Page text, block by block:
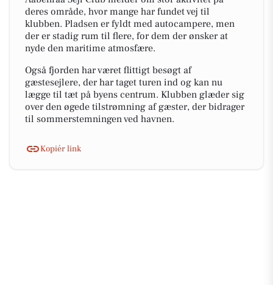
deres område, hvor mange har fundet vej til
klubben. Pladsen er fyldt med autocampere, men
der er stadig rum til flere, for dem der ønsker at
nyde den maritime atmosfære.
Også fjorden har været flittigt besøgt af
gæstesejlere, der har taget turen ind og kan nu
lægge til tæt på byens centrum. Klubben glæder sig
over den øgede tilstrømning af gæster, der bidrager
til sommerstemningen ved havnen.
Kopiér link